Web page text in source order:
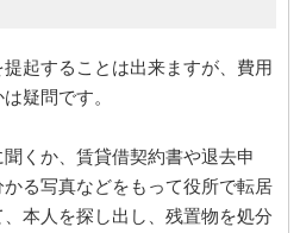
起することは出来ますが、費用
疑問です。
くか、賃貸借契約書や退去申
る写真などをもって役所で転居
本人を探し出し、残置物を処分